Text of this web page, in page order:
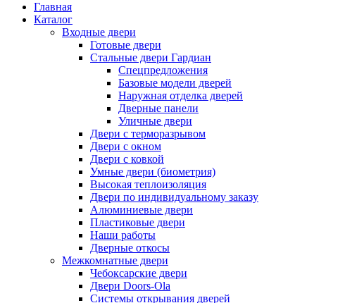
Главная
Каталог
Входные двери
Готовые двери
Стальные двери Гардиан
Спецпредложения
Базовые модели дверей
Наружная отделка дверей
Дверные панели
Уличные двери
Двери с терморазрывом
Двери с окном
Двери с ковкой
Умные двери (биометрия)
Высокая теплоизоляция
Двери по индивидуальному заказу
Алюминиевые двери
Пластиковые двери
Наши работы
Дверные откосы
Межкомнатные двери
Чебоксарские двери
Двери Doors-Ola
Системы открывания дверей